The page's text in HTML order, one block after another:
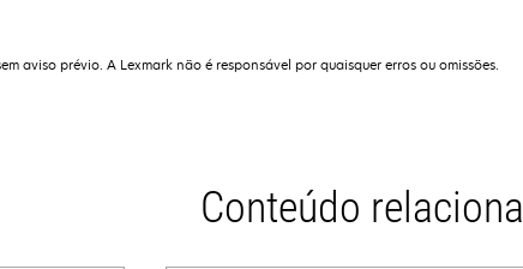
aviso prévio. A Lexmark não é responsável por quaisquer erros ou omissões.
Conteúdo